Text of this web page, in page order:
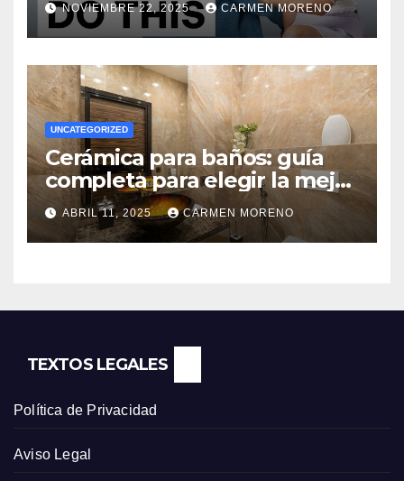
NOVIEMBRE 22, 2025 CARMEN MORENO
UNCATEGORIZED
Cerámica para baños: guía
completa para elegir la mejor
opción
ABRIL 11, 2025 CARMEN MORENO
TEXTOS LEGALES
Política de Privacidad
Aviso Legal